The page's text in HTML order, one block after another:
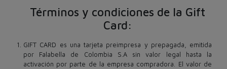
Términos y condiciones de la Gift
Card:
GIFT CARD es una tarjeta preimpresa y prepagada, emitida
por Falabella de Colombia S.A sin valor legal hasta la
activación por parte de la empresa compradora. El valor de